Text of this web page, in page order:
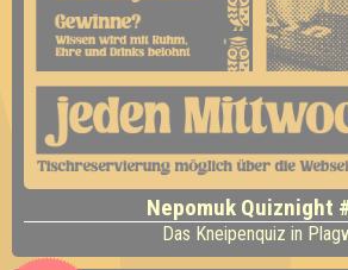
Nepomuk Quiznight
Das Kneipenquiz in